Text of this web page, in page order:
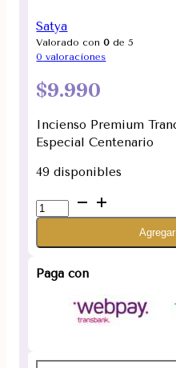
Satya
Valorado con0 de 5
0 valoraciones
$9.990
Incienso Premium
Especial Centenario
49 disponibles
Incienso
Premium
Edicion
Centenario
cantidad
Paga con